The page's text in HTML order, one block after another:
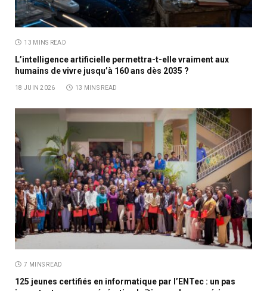
13 MINS READ
L’intelligence artificielle permettra-t-elle vraiment aux
humains de vivre jusqu’à 160 ans dès 2035 ?
18 JUIN 2026 13 MINS READ
7 MINS READ
125 jeunes certifiés en informatique par l’ENTec : un pas